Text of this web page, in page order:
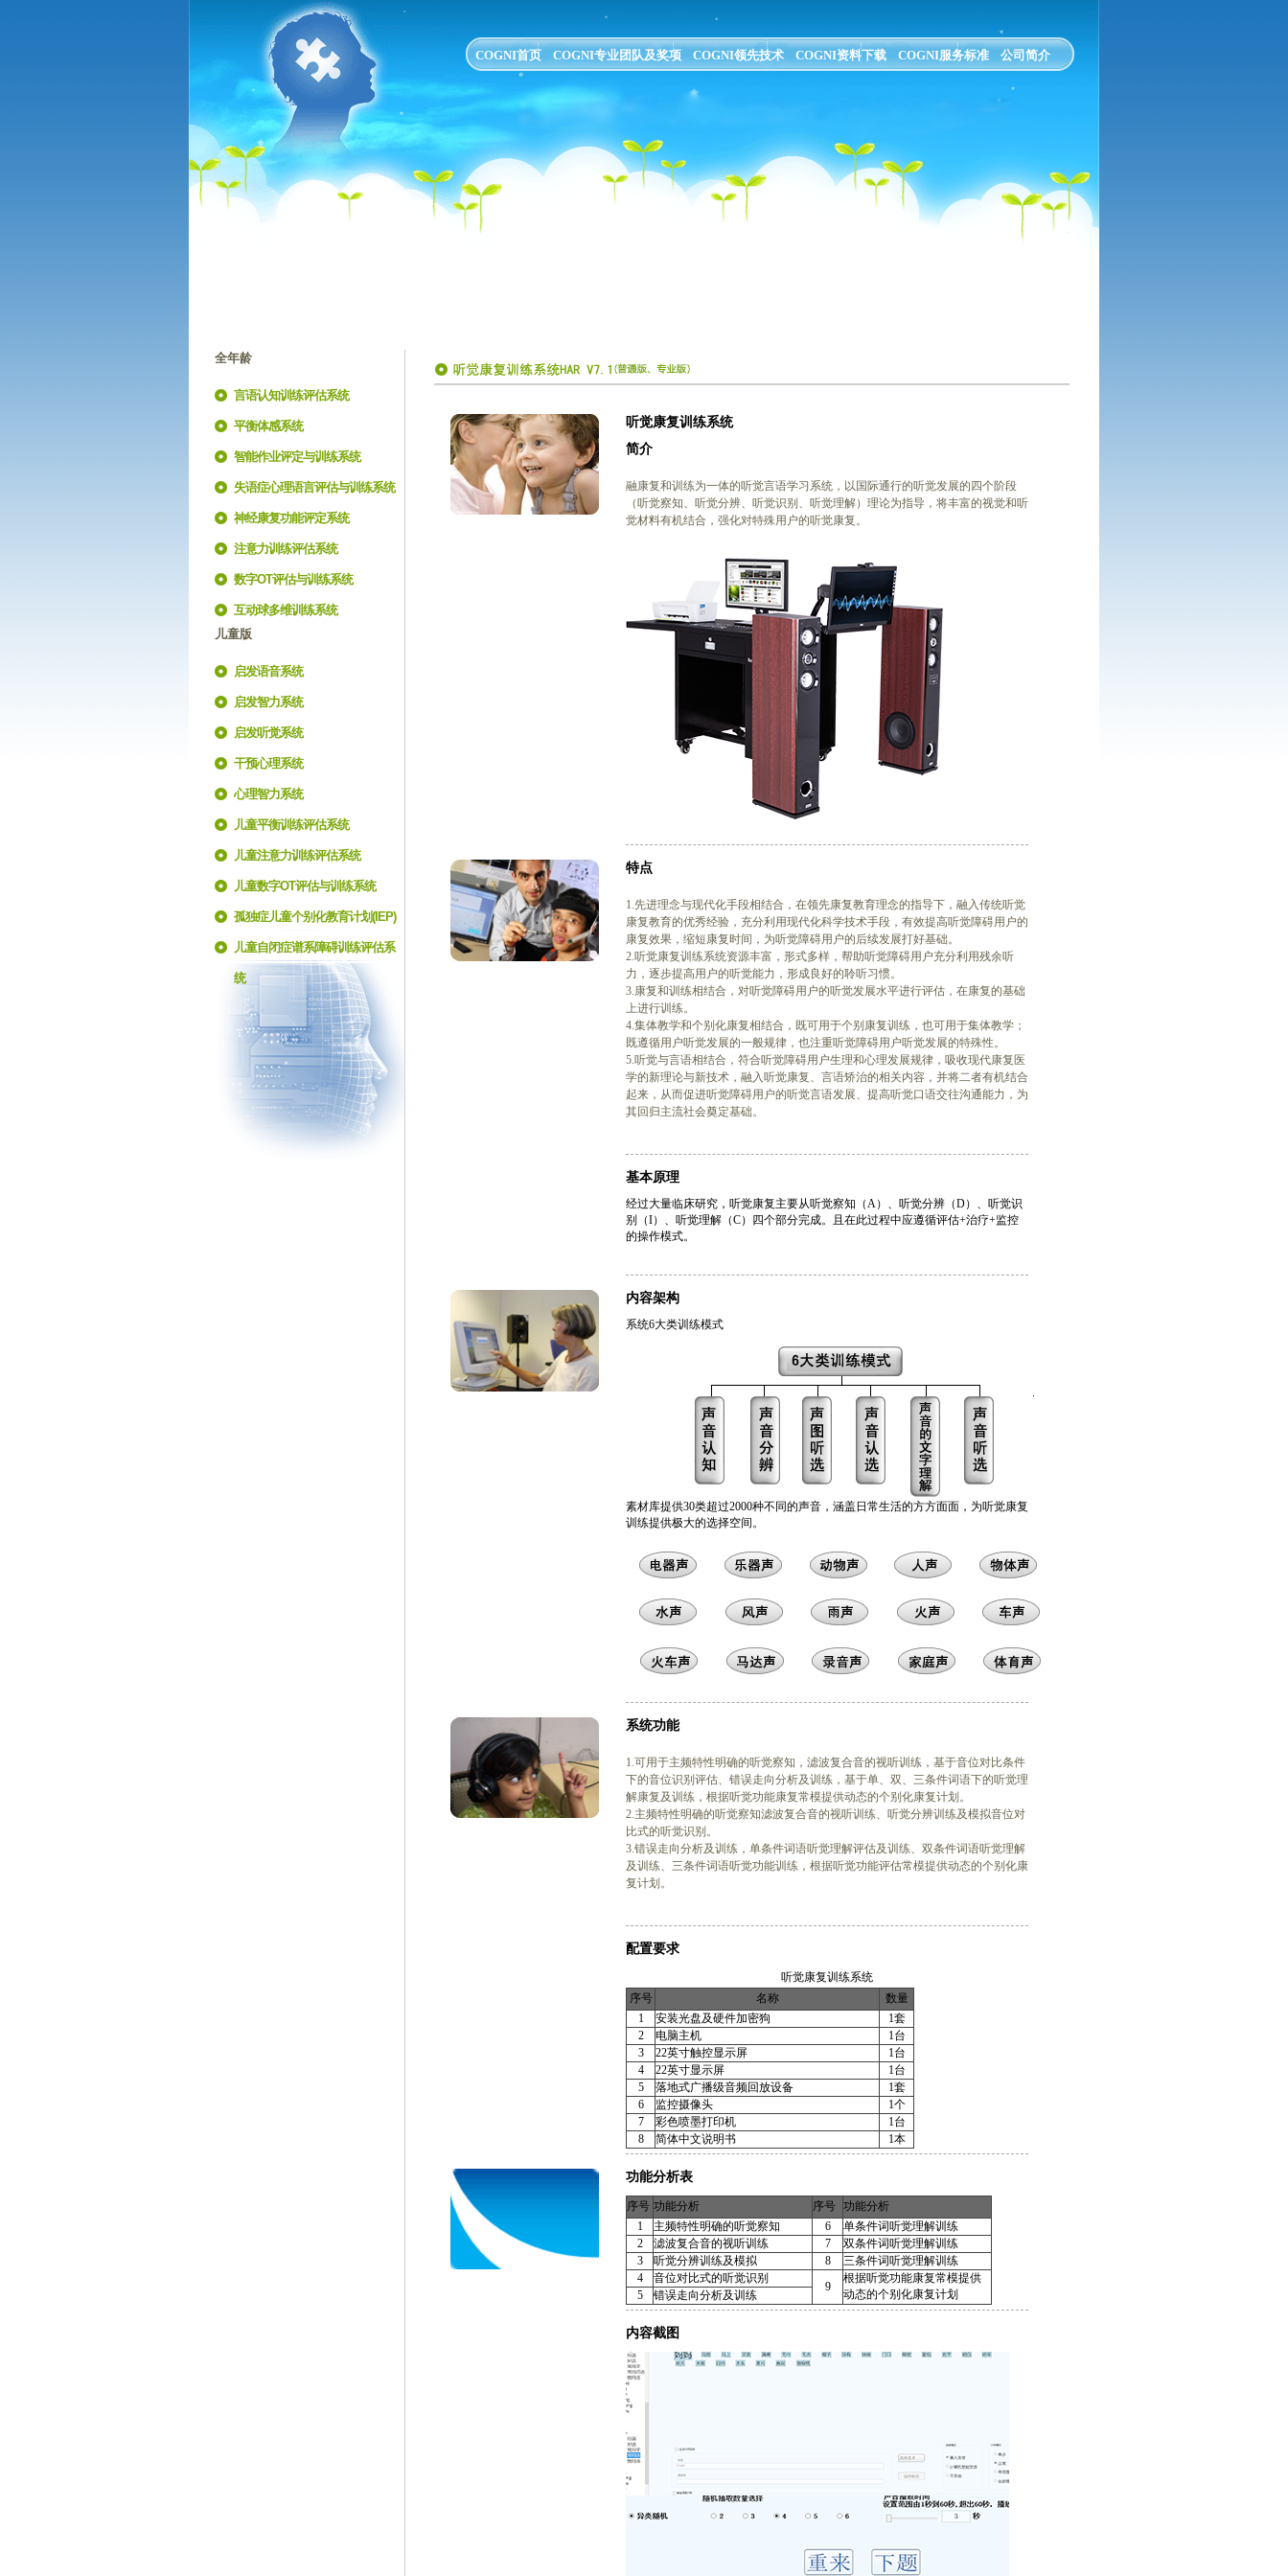
COGNI首页 COGNI专业团队及奖项 COGNI领先技术 COGNI资料下载 COGNI服务标准 公司简介
全年龄
言语认知训练评估系统
平衡体感系统
智能作业评定与训练系统
失语症心理语言评估与训练系统
神经康复功能评定系统
注意力训练评估系统
数字OT评估与训练系统
互动球多维训练系统
儿童版
启发语音系统
启发智力系统
启发听觉系统
干预心理系统
心理智力系统
儿童平衡训练评估系统
儿童注意力训练评估系统
儿童数字OT评估与训练系统
孤独症儿童个别化教育计划(IEP)
训练评估系统
儿童自闭症谱系障碍训练评估系
统
听觉康复训练系统
简介
融康复和训练为一体的听觉言语学习系统，以国际通行的听觉发展的四个阶段
（听觉察知、听觉分辨、听觉识别、听觉理解）理论为指导，将丰富的视觉和听
觉材料有机结合，强化对特殊用户的听觉康复。
特点
1.先进理念与现代化手段相结合，在领先康复教育理念的指导下，融入传统听觉
康复教育的优秀经验，充分利用现代化科学技术手段，有效提高听觉障碍用户的
康复效果，缩短康复时间，为听觉障碍用户的后续发展打好基础。
2.听觉康复训练系统资源丰富，形式多样，帮助听觉障碍用户充分利用残余听
力，逐步提高用户的听觉能力，形成良好的聆听习惯。
3.康复和训练相结合，对听觉障碍用户的听觉发展水平进行评估，在康复的基础
上进行训练。
4.集体教学和个别化康复相结合，既可用于个别康复训练，也可用于集体教学；
既遵循用户听觉发展的一般规律，也注重听觉障碍用户听觉发展的特殊性。
5.听觉与言语相结合，符合听觉障碍用户生理和心理发展规律，吸收现代康复医
学的新理论与新技术，融入听觉康复、言语矫治的相关内容，并将二者有机结合
起来，从而促进听觉障碍用户的听觉言语发展、提高听觉口语交往沟通能力，为
其回归主流社会奠定基础。
基本原理
经过大量临床研究，听觉康复主要从听觉察知（A）、听觉分辨（D）、听觉识
别（I）、听觉理解（C）四个部分完成。且在此过程中应遵循评估+治疗+监控
的操作模式。
内容架构
系统6大类训练模式
素材库提供30类超过2000种不同的声音，涵盖日常生活的方方面面，为听觉康复
训练提供极大的选择空间。
系统功能
1.可用于主频特性明确的听觉察知，滤波复合音的视听训练，基于音位对比条件
下的音位识别评估、错误走向分析及训练，基于单、双、三条件词语下的听觉理
解康复及训练，根据听觉功能康复常模提供动态的个别化康复计划。
2.主频特性明确的听觉察知滤波复合音的视听训练、听觉分辨训练及模拟音位对
比式的听觉识别。
3.错误走向分析及训练，单条件词语听觉理解评估及训练、双条件词语听觉理解
及训练、三条件词语听觉功能训练，根据听觉功能评估常模提供动态的个别化康
复计划。
配置要求
听觉康复训练系统
序号
名称
数量
1
安装光盘及硬件加密狗
1套
2
电脑主机
1台
3
22英寸触控显示屏
1台
4
22英寸显示屏
1台
5
落地式广播级音频回放设备
1套
6
监控摄像头
1个
7
彩色喷墨打印机
1台
8
简体中文说明书 1本
功能分析表
序号 功能分析 序号 功能分析
1
主频特性明确的听觉察知 6
单条件词听觉理解训练
2
滤波复合音的视听训练 7
双条件词听觉理解训练
3
听觉分辨训练及模拟 8
三条件词听觉理解训练
4
音位对比式的听觉识别
9
根据听觉功能康复常模提供
动态的个别化康复计划
5 错误走向分析及训练
内容截图